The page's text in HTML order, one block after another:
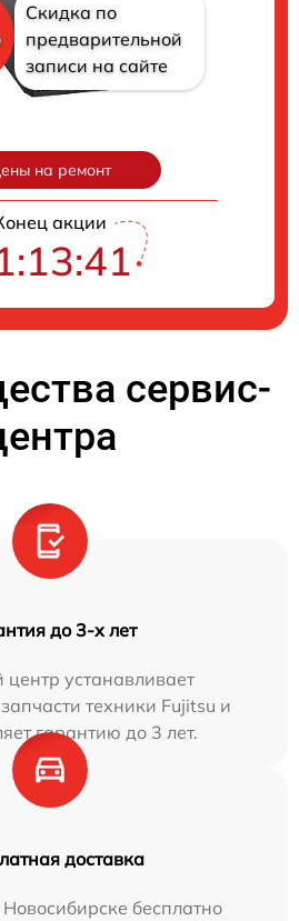
Скидка по
предварительной
записи на сайте
на ремонт
акции
сервис-
до 3-х лет
устанавливает
техники Fujitsu и
гарантию до 3 лет.
доставка
бесплатно